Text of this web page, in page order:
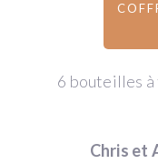
6 bouteilles
Chris et